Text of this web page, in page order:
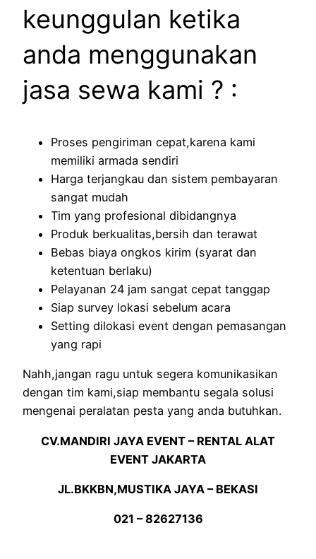
keunggulan ketika
anda menggunakan
jasa sewa kami ? :
Proses pengiriman cepat,karena kami
memiliki armada sendiri
Harga terjangkau dan sistem pembayaran
sangat mudah
Tim yang profesional dibidangnya
Produk berkualitas,bersih dan terawat
Bebas biaya ongkos kirim (syarat dan
ketentuan berlaku)
Pelayanan 24 jam sangat cepat tanggap
Siap survey lokasi sebelum acara
Setting dilokasi event dengan pemasangan
yang rapi
Nahh,jangan ragu untuk segera komunikasikan
dengan tim kami,siap membantu segala solusi
mengenai peralatan pesta yang anda butuhkan.
CV.MANDIRI JAYA EVENT – RENTAL ALAT
EVENT JAKARTA
JL.BKKBN,MUSTIKA JAYA – BEKASI
021 – 82627136